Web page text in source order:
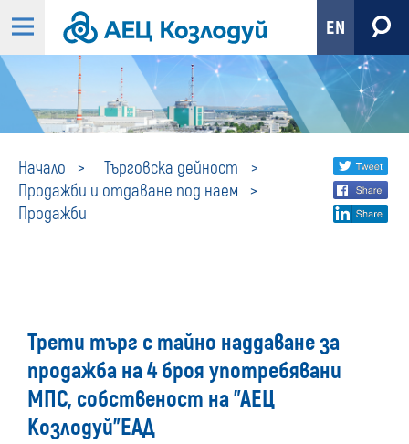
EN
Начало
Търговска дейност
Продажби и отдаване под наем
Продажби
ПродажбиShare
social
Трети търг с тайно наддаване за
продажба на 4 броя употребявани
МПС, собственост на "АЕЦ
Козлодуй"ЕАД